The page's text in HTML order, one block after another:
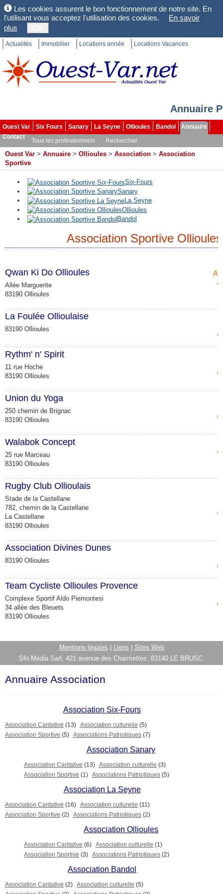
Les cookies assurent le bon fonctionnement de notre site. En
l'utilisant vous acceptez l'utilisation des cookies.
En savoir
plus
Actualités Immobilier Locations année Locations Vacances
Annuaire
Ouest Var Six Fours Sanary La Seyne Ollioules Bandol
Annuaire
Contact
Tous les professionnels Rechercher
Ouest Var > Annuaire > Ollioules > Association > Association
Sportive
Six-Fours
Sanary
La Seyne
Ollioules
Bandol
Association Sportive Ollioules
Qwan Ki Do Ollioules
Allée Marguerite
83190 Ollioules
La Foulée Ollioulaise
83190 Ollioules
Rythm' n' Spirit
11 rue Hoche
83190 Ollioules
Union du Yoga
250 chemin de Brignac
83190 Ollioules
Walabok Concept
25 rue Marceau
83190 Ollioules
Rugby Club Ollioulais
Stade de la Castellane
782, chemin de la Castellane
La Castellane
83190 Ollioules
Association Divines Dunes
83190 Ollioules
Team Cycliste Ollioules Provence
Complexe Sportif Aldo Piemontesi
34 allée des Bleuets
83190 Ollioules
Mentions légales Liens
Sites Web
Sfn Media Sarl, 421 avenue des Charmettes, 83140 LE BRUSC.
Annuaire Association
Association Six-Fours
Association Caritative (13) Association culturelle (5)
Association Sportive (5) Associations Patriotiques (7)
Association Sanary
Association Caritative (13) Association culturelle (3)
Association Sportive (1) Associations Patriotiques (5)
Association La Seyne
Association Caritative (16) Association culturelle (11)
Association Sportive (2) Associations Patriotiques (2)
Association Ollioules
Association Caritative (6) Association culturelle (1)
Association Sportive (3) Associations Patriotiques (2)
Association Bandol
Association Caritative (2) Association culturelle (5)